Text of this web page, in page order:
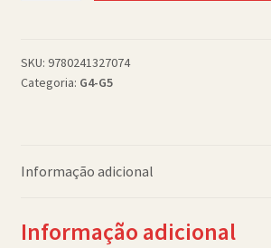
Swimming
Pool
SKU: 9780241327074
Categoria: G4-G5
Informação adicional
Informação adicional